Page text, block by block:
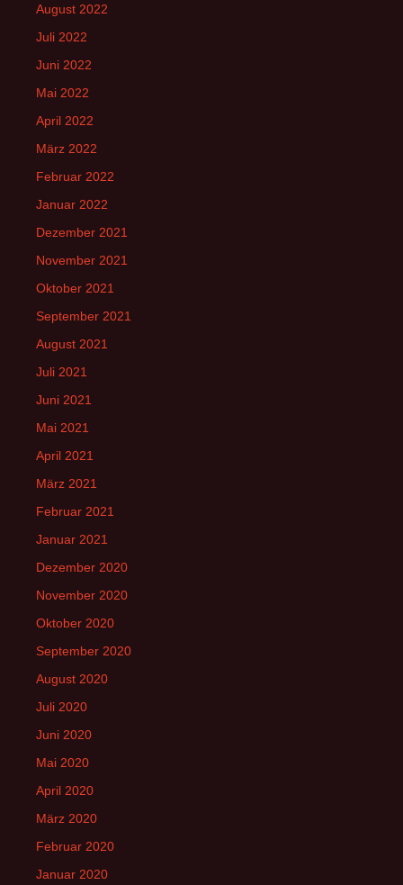
August 2022
Juli 2022
Juni 2022
Mai 2022
April 2022
März 2022
Februar 2022
Januar 2022
Dezember 2021
November 2021
Oktober 2021
September 2021
August 2021
Juli 2021
Juni 2021
Mai 2021
April 2021
März 2021
Februar 2021
Januar 2021
Dezember 2020
November 2020
Oktober 2020
September 2020
August 2020
Juli 2020
Juni 2020
Mai 2020
April 2020
März 2020
Februar 2020
Januar 2020